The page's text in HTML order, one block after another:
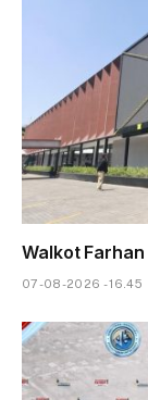
Walkot
07-08-2026 - 16.45